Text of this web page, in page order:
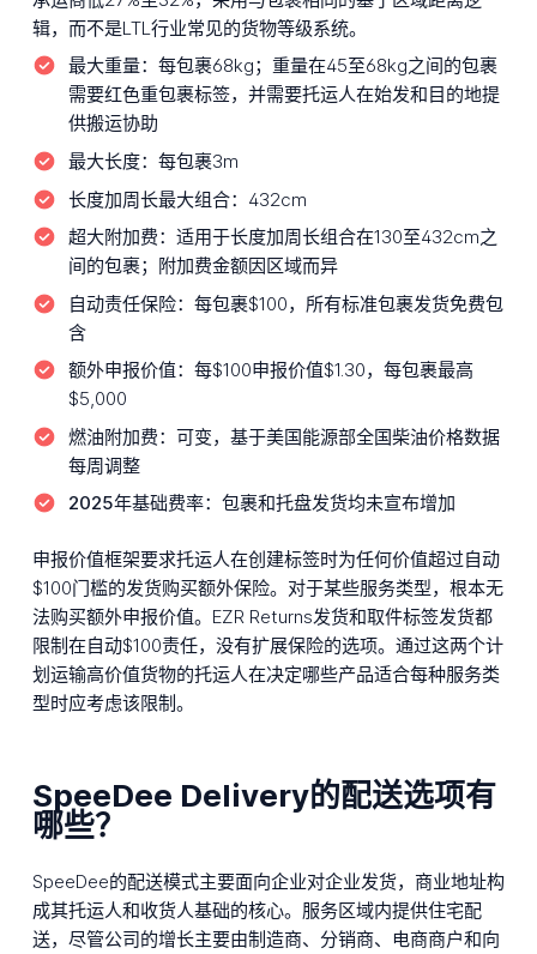
辑，而不是LTL行业常见的货物等级系统。
最大重量： 每包裹68kg；重量在45至68kg之间的包裹
需要红色重包裹标签，并需要托运人在始发和目的地提
供搬运协助
最大长度： 每包裹3m
长度加周长最大组合： 432cm
超大附加费： 适用于长度加周长组合在130至432cm之
间的包裹；附加费金额因区域而异
自动责任保险： 每包裹$100，所有标准包裹发货免费包
含
额外申报价值： 每$100申报价值$1.30，每包裹最高
$5,000
燃油附加费： 可变，基于美国能源部全国柴油价格数据
每周调整
2025年基础费率： 包裹和托盘发货均未宣布增加
申报价值框架要求托运人在创建标签时为任何价值超过自动
$100门槛的发货购买额外保险。对于某些服务类型，根本无
法购买额外申报价值。EZR Returns发货和取件标签发货都
限制在自动$100责任，没有扩展保险的选项。通过这两个计
划运输高价值货物的托运人在决定哪些产品适合每种服务类
型时应考虑该限制。
SpeeDee Delivery的配送选项有
哪些？
SpeeDee的配送模式主要面向企业对企业发货，商业地址构
成其托运人和收货人基础的核心。服务区域内提供住宅配
送，尽管公司的增长主要由制造商、分销商、电商商户和向